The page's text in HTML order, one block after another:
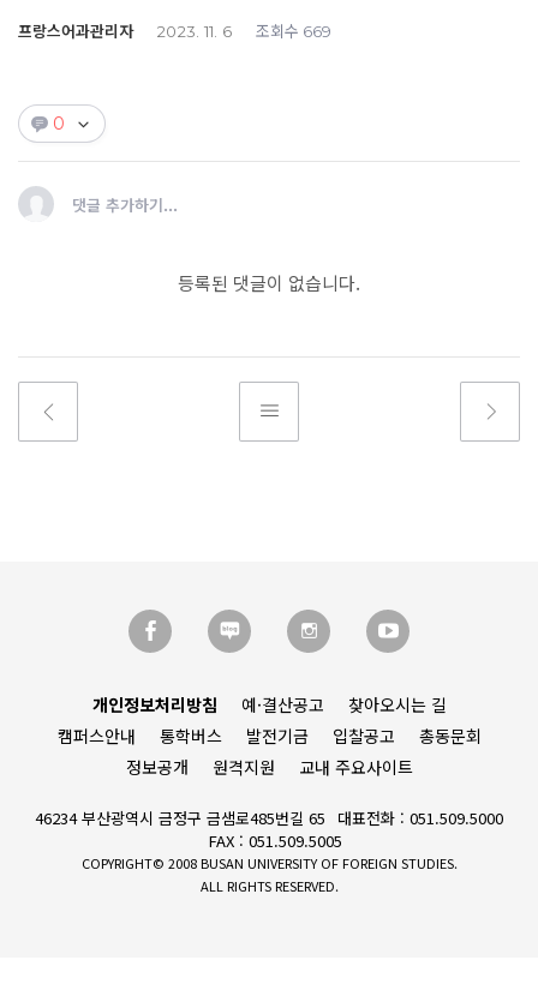
프랑스어과관리자 2023. 11. 6 조회수 669
0
댓글 추가하기...
등록된 댓글이 없습니다.
개인정보처리방침 예·결산공고
찾아오시는 길
캠퍼스안내
통학버스 발전기금 입찰공고
총동문회
정보공개
원격지원 교내 주요사이트
46234 부산광역시 금정구 금샘로485번길 65
대표전화 : 051.509.5000
FAX : 051.509.5005
COPYRIGHT© 2008 BUSAN UNIVERSITY OF FOREIGN STUDIES.
ALL RIGHTS RESERVED.